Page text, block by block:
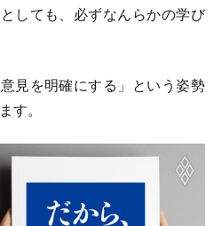
しても、必ずなんらかの学び
見を明確にする」という姿勢
す。